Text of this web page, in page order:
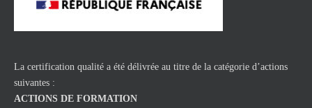
La certification qualité a été délivrée au titre de la catégorie d’actions
suivantes :
ACTIONS DE FORMATION